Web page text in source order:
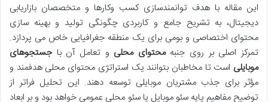
این مقاله با هدف توانمندسازی کسب وکارها و متخصصان بازاریابی
دیجیتال، به تشریح جامع و کاربردی چگونگی تولید و بهینه سازی
محتوای اختصاصی و بومی برای یک منطقه جغرافیایی خاص می پردازد.
تمرکز اصلی بر روی جنبهمحتوای محلی و تعامل آن باجستجوهای
موبایلی است تا مخاطبان بتوانند یک استراتژی محتوای محلی هدفمند و
مؤثر برای جذب مشتریان موبایلی توسعه دهند. این تحلیل فراتر از
توضیح مفاهیم پایه سئو موبایل یا سئو محلی عمومی خواهد بود و بر ابعاد